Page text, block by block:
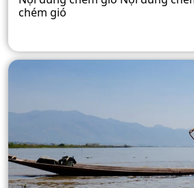
chém gió